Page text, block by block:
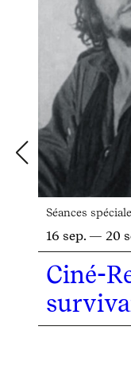
Séances
16 sep. — 20
Ciné-